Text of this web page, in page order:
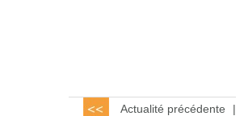
Actualité précédente |